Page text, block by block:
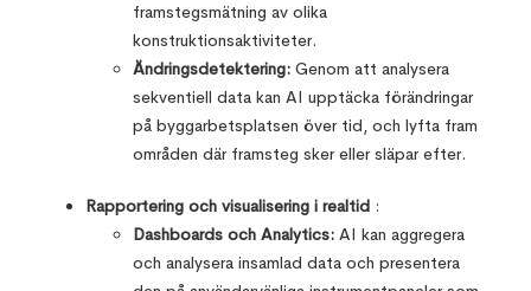
framstegsmätning av olika
konstruktionsaktiviteter.
Ändringsdetektering: Genom att analysera
sekventiell data kan AI upptäcka förändringar
på byggarbetsplatsen över tid, och lyfta fram
områden där framsteg sker eller släpar efter.
Rapportering och visualisering i realtid :
Dashboards och Analytics: AI kan aggregera
och analysera insamlad data och presentera